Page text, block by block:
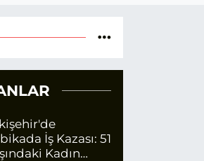
İş Kazası: 51
Kadın